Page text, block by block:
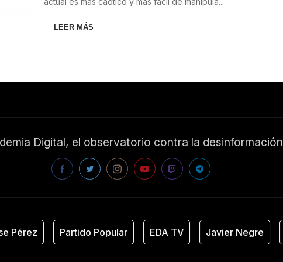
LEER MÁS
Digital, el observatorio contra la desinformación
Pérez Partido Popular EDA TV Javier Negre